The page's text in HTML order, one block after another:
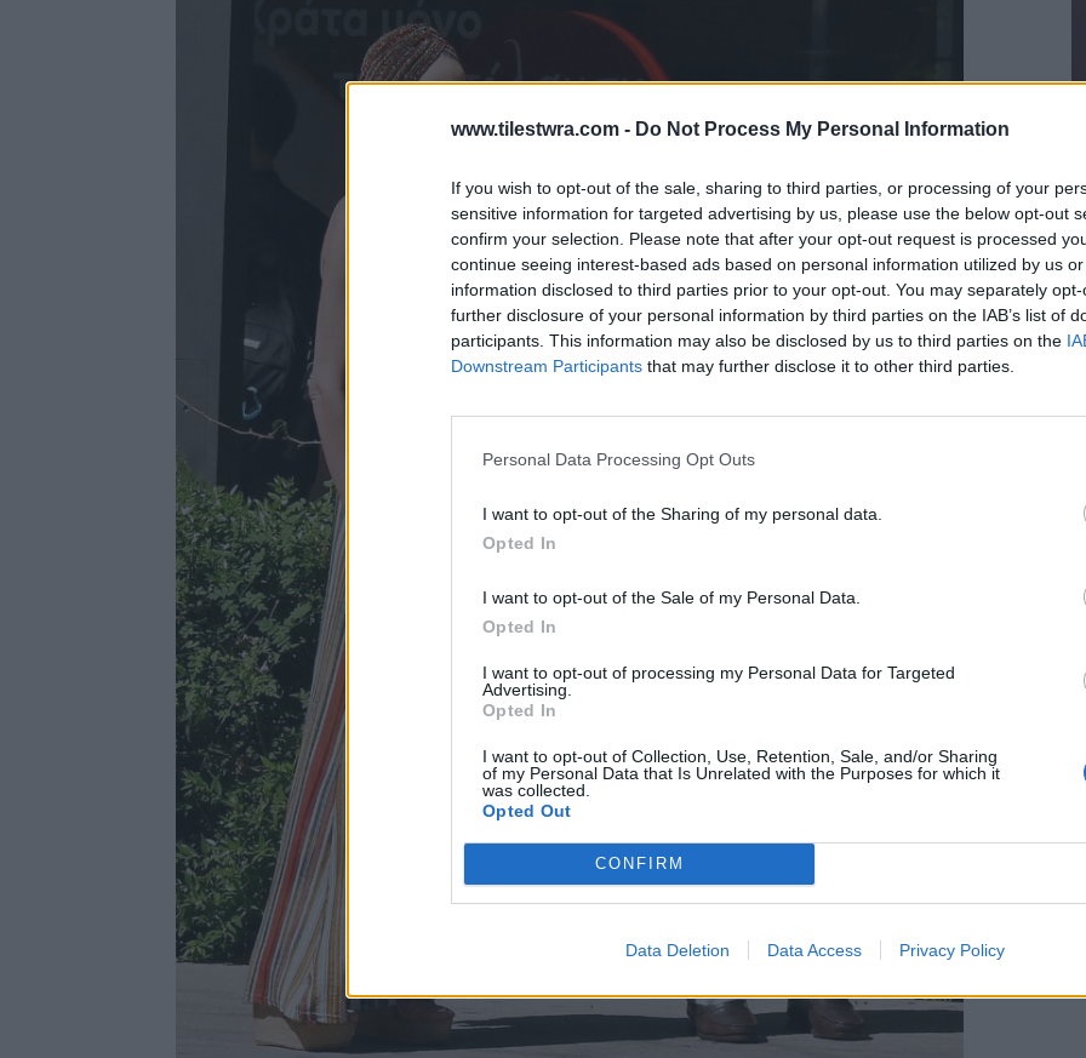
www.tilestwra.com - Do Not Process My Personal Information
If you wish to opt-out of the sale, sharing to third parties, or processing of your
sensitive information for targeted advertising by us, please use the below opt-out
confirm your selection. Please note that after your opt-out request is processed
continue seeing interest-based ads based on personal information utilized by us
information disclosed to third parties prior to your opt-out. You may separately
further disclosure of your personal information by third parties on the IAB’s list of
participants. This information may also be disclosed by us to third parties on the
Downstream Participants that may further disclose it to other third parties.
Personal Data Processing Opt Outs
I want to opt-out of the Sharing of my personal data.
Opted In
I want to opt-out of the Sale of my Personal Data.
Opted In
I want to opt-out of processing my Personal Data for Targeted
Advertising.
Opted In
I want to opt-out of Collection, Use, Retention, Sale, and/or Sharing
of my Personal Data that Is Unrelated with the Purposes for which it
was collected.
Opted Out
CONFIRM
Data Deletion Data Access Privacy Policy
6